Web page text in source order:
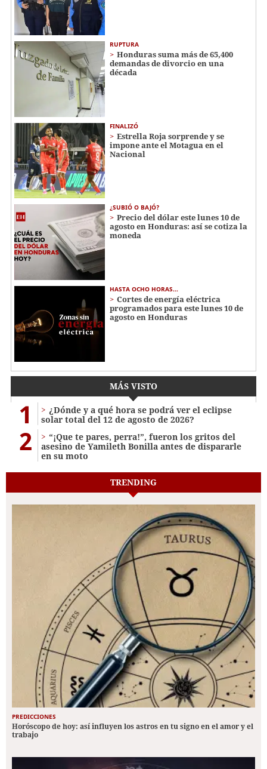
RUPTURA
Honduras suma más de 65,400
demandas de divorcio en una
década
FINALIZÓ
Estrella Roja sorprende y se
impone ante el Motagua en el
Nacional
¿SUBIÓ O BAJÓ?
Precio del dólar este lunes 10 de
agosto en Honduras: así se cotiza la
moneda
HASTA OCHO HORAS...
Cortes de energía eléctrica
programados para este lunes 10 de
agosto en Honduras
MÁS VISTO
1
¿Dónde y a qué hora se podrá ver el eclipse
solar total del 12 de agosto de 2026?
2
“¡Que te pares, perra!”, fueron los gritos del
asesino de Yamileth Bonilla antes de dispararle
en su moto
TRENDING
PREDICCIONES
Horóscopo de hoy: así influyen los astros en tu signo en el amor y el
trabajo